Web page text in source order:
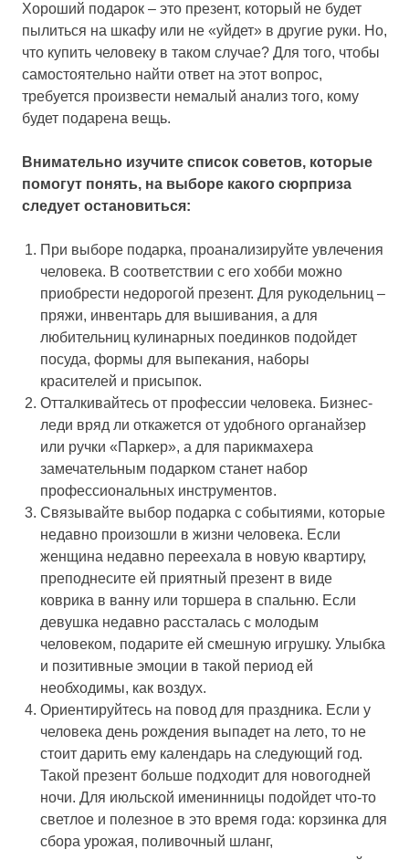
Хороший подарок – это презент, который не будет
пылиться на шкафу или не «уйдет» в другие руки. Но,
что купить человеку в таком случае? Для того, чтобы
самостоятельно найти ответ на этот вопрос,
требуется произвести немалый анализ того, кому
будет подарена вещь.
Внимательно изучите список советов, которые
помогут понять, на выборе какого сюрприза
следует остановиться:
При выборе подарка, проанализируйте увлечения
человека. В соответствии с его хобби можно
приобрести недорогой презент. Для рукодельниц –
пряжи, инвентарь для вышивания, а для
любительниц кулинарных поединков подойдет
посуда, формы для выпекания, наборы
красителей и присыпок.
Отталкивайтесь от профессии человека. Бизнес-
леди вряд ли откажется от удобного органайзер
или ручки «Паркер», а для парикмахера
замечательным подарком станет набор
профессиональных инструментов.
Связывайте выбор подарка с событиями, которые
недавно произошли в жизни человека. Если
женщина недавно переехала в новую квартиру,
преподнесите ей приятный презент в виде
коврика в ванну или торшера в спальню. Если
девушка недавно рассталась с молодым
человеком, подарите ей смешную игрушку. Улыбка
и позитивные эмоции в такой период ей
необходимы, как воздух.
Ориентируйтесь на повод для праздника. Если у
человека день рождения выпадет на лето, то не
стоит дарить ему календарь на следующий год.
Такой презент больше подходит для новогодней
ночи. Для июльской именинницы подойдет что-то
светлое и полезное в это время года: корзинка для
сбора урожая, поливочный шланг,